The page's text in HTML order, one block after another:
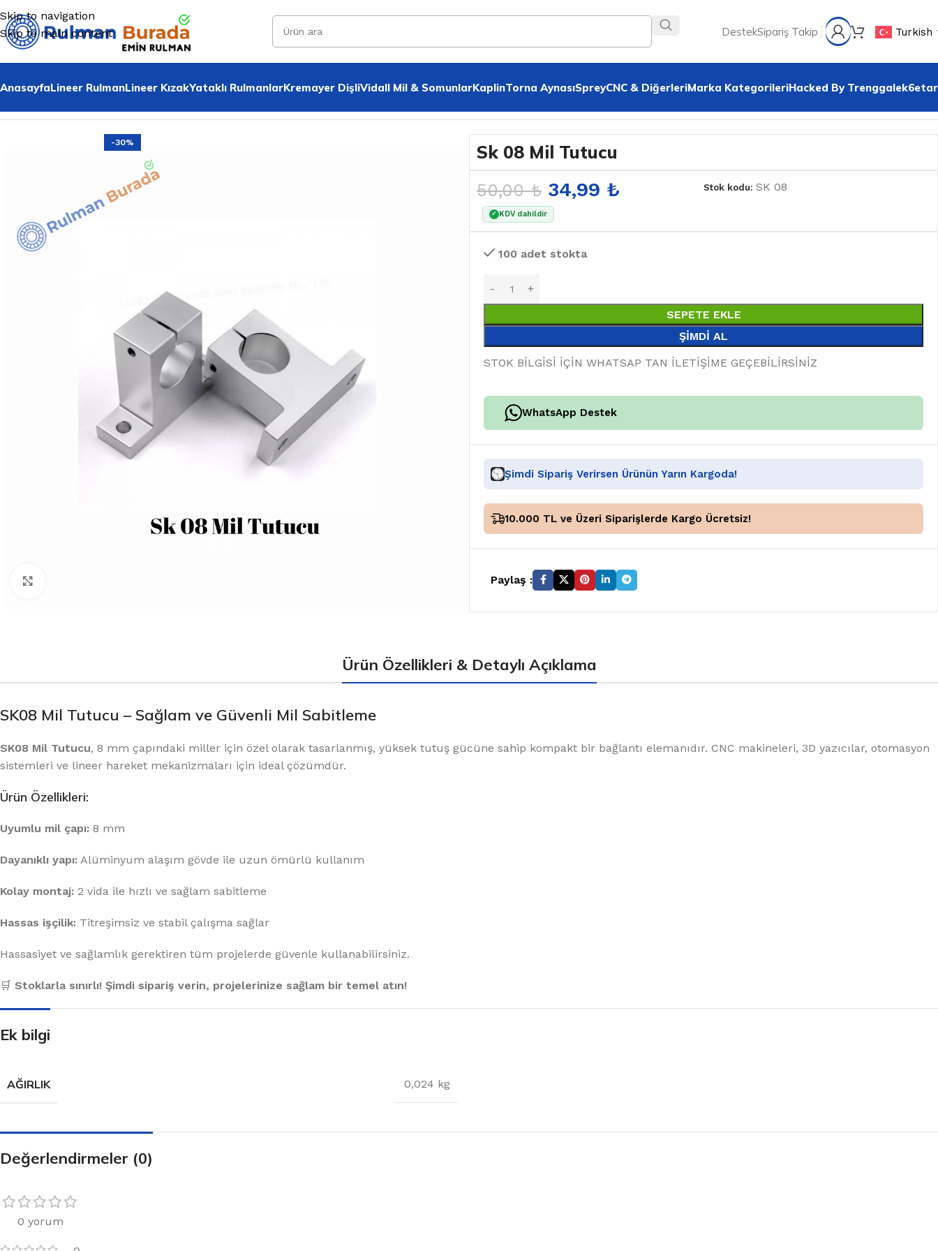
Skip to navigation
Skip to main content
DestekSipariş Takip Turkish
AnasayfaLineer RulmanLineer KızakYataklı RulmanlarKremayer DişliVidalI Mil & SomunlarKaplinTorna AynasıSpreyCNC & DiğerleriMarka KategorileriHacked By Trenggalek6etar
-30% Sk 08 Mil Tutucu
50,00₺ 34,99 ₺
✓ KDV dahildir
Stok kodu: SK 08
100 adet stokta
SEPETE EKLE
ŞIMDI AL
STOK BİLGİSİ İÇİN WHATSAP TAN İLETİŞİME GEÇEBİLİRSİNİZ
WhatsApp Destek
Şimdi Sipariş Verirsen Ürünün Yarın Kargoda!
10.000 TL ve Üzeri Siparişlerde Kargo Ücretsiz!
Paylaş :
Ürün Özellikleri & Detaylı Açıklama
SK08 Mil Tutucu – Sağlam ve Güvenli Mil Sabitleme
SK08 Mil Tutucu, 8 mm çapındaki miller için özel olarak tasarlanmış, yüksek tutuş gücüne sahip kompakt bir bağlantı elemanıdır. CNC makineleri, 3D yazıcılar, otomasyon
sistemleri ve lineer hareket mekanizmaları için ideal çözümdür.
Ürün Özellikleri:
Uyumlu mil çapı: 8 mm
Dayanıklı yapı: Alüminyum alaşım gövde ile uzun ömürlü kullanım
Kolay montaj: 2 vida ile hızlı ve sağlam sabitleme
Hassas işçilik: Titreşimsiz ve stabil çalışma sağlar
Hassasiyet ve sağlamlık gerektiren tüm projelerde güvenle kullanabilirsiniz.
🛒 Stoklarla sınırlı! Şimdi sipariş verin, projelerinize sağlam bir temel atın!
Ek bilgi
AĞIRLIK 0,024 kg
Değerlendirmeler (0)
0 yorum